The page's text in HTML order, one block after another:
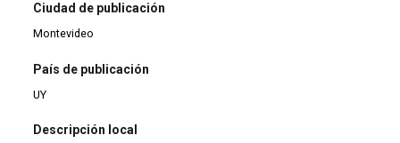
Ciudad de publicación
Montevideo
País de publicación
UY
Descripción local